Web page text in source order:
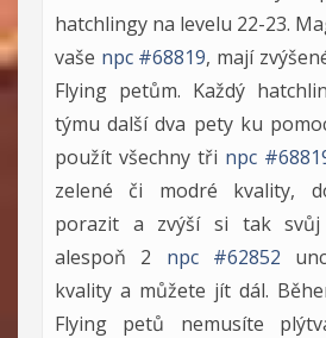
hatchlingy na levelu 22-23.
vaše npc #68819, mají
Flying petům. Každý
týmu další dva pety ku
použít všechny tři npc
zelené či modré kvality,
porazit a zvýší si tak svůj
alespoň 2 npc #62852
kvality a můžete jít dál.
Flying petů nemusíte